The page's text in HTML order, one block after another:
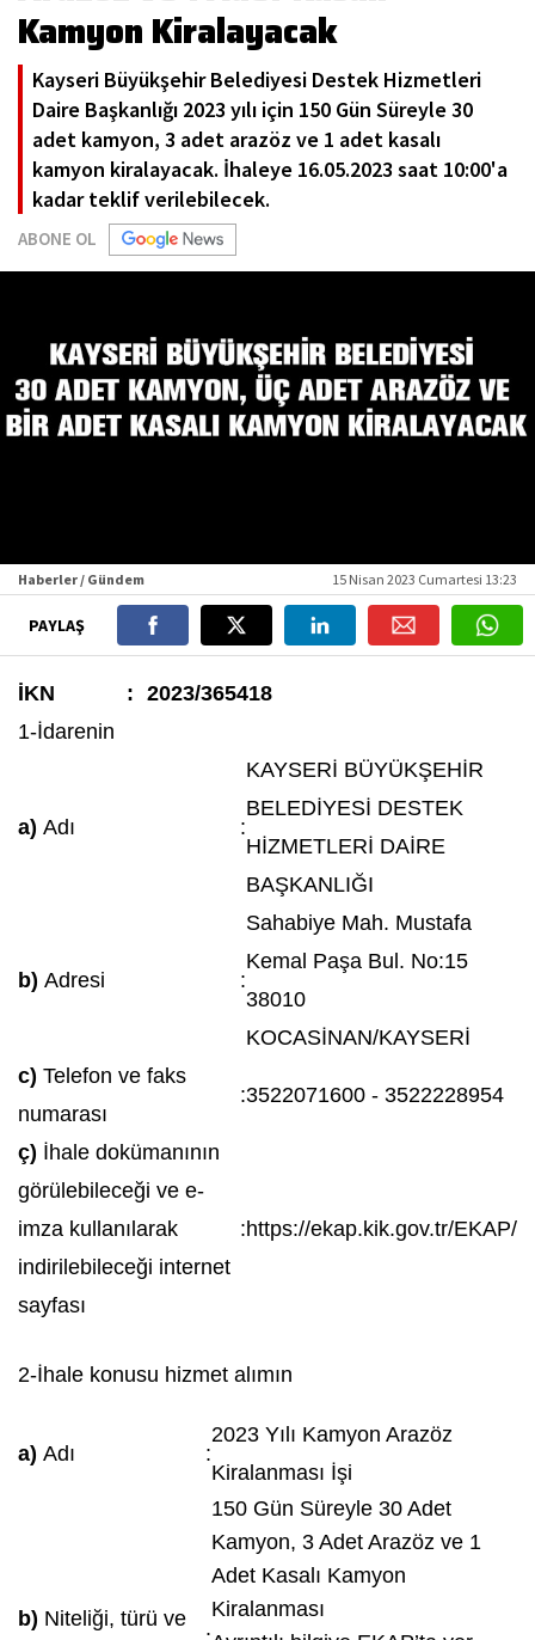
Kamyon Kiralayacak
Kayseri Büyükşehir Belediyesi Destek Hizmetleri
Daire Başkanlığı 2023 yılı için 150 Gün Süreyle 30
adet kamyon, 3 adet arazöz ve 1 adet kasalı
kamyon kiralayacak. İhaleye 16.05.2023 saat 10:00'a
kadar teklif verilebilecek.
ABONE OL
Haberler / Gündem 15 Nisan 2023 Cumartesi 13:23
PAYLAŞ
İKN : 2023/365418
1-İdarenin
a) Adı :
KAYSERİ BÜYÜKŞEHİR
BELEDİYESİ DESTEK
HİZMETLERİ DAİRE
BAŞKANLIĞI
b) Adresi :
Sahabiye Mah. Mustafa
Kemal Paşa Bul. No:15
38010
KOCASİNAN/KAYSERİ
c) Telefon ve faks
numarası
:3522071600 - 3522228954
ç) İhale dokümanının
görülebileceği ve e-
imza kullanılarak
indirilebileceği internet
sayfası
:https://ekap.kik.gov.tr/EKAP/
2-İhale konusu hizmet alımın
a) Adı :
2023 Yılı Kamyon Arazöz
Kiralanması İşi
b) Niteliği, türü ve
150 Gün Süreyle 30 Adet
Kamyon, 3 Adet Arazöz ve 1
Adet Kasalı Kamyon
Kiralanması